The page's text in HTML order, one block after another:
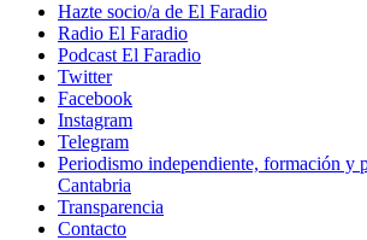
Hazte socio/a de El Faradio
Radio El Faradio
Podcast El Faradio
Twitter
Facebook
Instagram
Telegram
Periodismo independiente, formación y
Cantabria
Transparencia
Contacto